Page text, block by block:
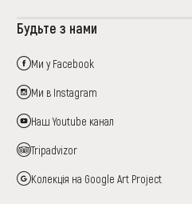
Будьте з нами
Ми у Facebook
Ми в Instagram
Наш Youtube канал
Tripadvizor
Колекція на Google Art Project